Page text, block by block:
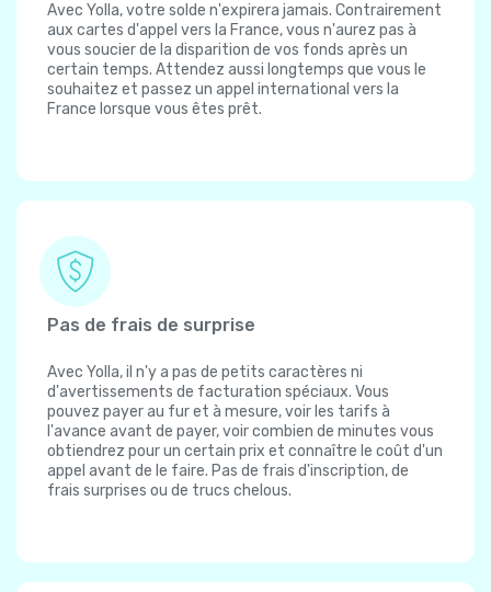
Avec Yolla, votre solde n'expirera jamais. Contrairement
aux cartes d'appel vers la France, vous n'aurez pas à
vous soucier de la disparition de vos fonds après un
certain temps. Attendez aussi longtemps que vous le
souhaitez et passez un appel international vers la
France lorsque vous êtes prêt.
Pas de frais de surprise
Avec Yolla, il n'y a pas de petits caractères ni
d'avertissements de facturation spéciaux. Vous
pouvez payer au fur et à mesure, voir les tarifs à
l'avance avant de payer, voir combien de minutes vous
obtiendrez pour un certain prix et connaître le coût d'un
appel avant de le faire. Pas de frais d'inscription, de
frais surprises ou de trucs chelous.